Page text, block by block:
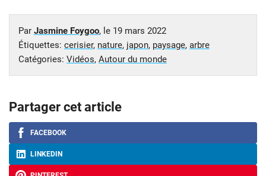
Par Jasmine Foygoo, le 19 mars 2022
Étiquettes: cerisier, nature, japon, paysage, arbre
Catégories: Vidéos, Autour du monde
Partager cet article
FACEBOOK
LINKEDIN